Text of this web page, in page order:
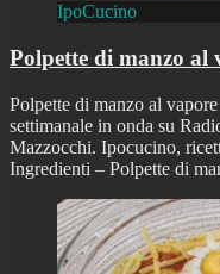
IpoCucino
Polpette di manzo al
Polpette di manzo al
settimanale in onda su
Mazzocchi. Ipocucino,
Ingredienti – Polpette di